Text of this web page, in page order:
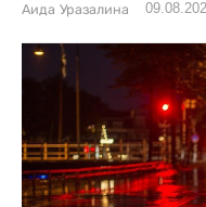
Аида Уразалина